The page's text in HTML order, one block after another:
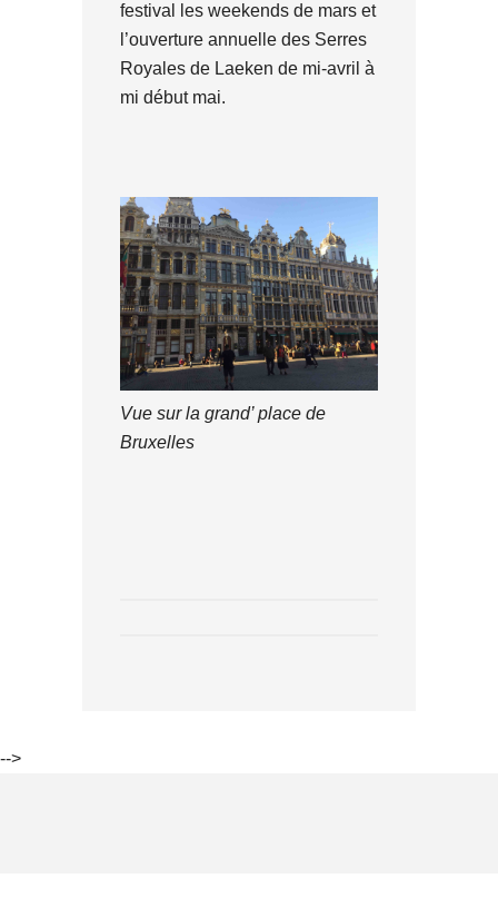
festival les weekends de mars et
l’ouverture annuelle des Serres
Royales de Laeken de mi-avril à
mi début mai.
Vue sur la grand’ place de
Bruxelles
-->